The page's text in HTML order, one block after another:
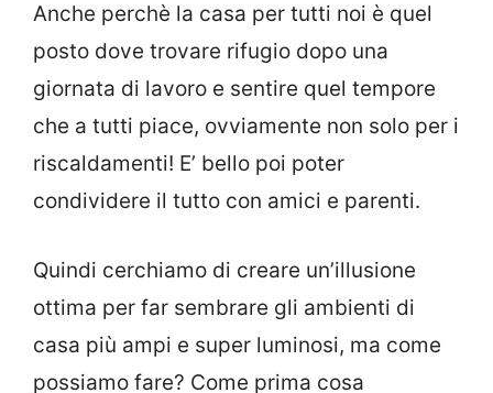
Anche perchè la casa per tutti noi è quel
posto dove trovare rifugio dopo una
giornata di lavoro e sentire quel tempore
che a tutti piace, ovviamente non solo per i
riscaldamenti! E’ bello poi poter
condividere il tutto con amici e parenti.
Quindi cerchiamo di creare un’illusione
ottima per far sembrare gli ambienti di
casa più ampi e super luminosi, ma come
possiamo fare? Come prima cosa